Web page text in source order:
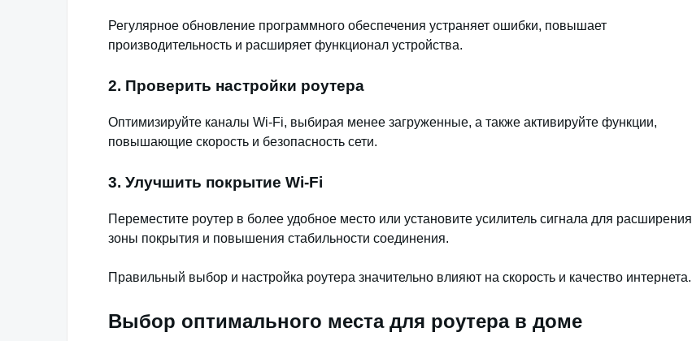
Регулярное обновление программного обеспечения устраняет ошибки, повышает
производительность и расширяет функционал устройства.
2. Проверить настройки роутера
Оптимизируйте каналы Wi-Fi, выбирая менее загруженные, а также активируйте функции,
повышающие скорость и безопасность сети.
3. Улучшить покрытие Wi-Fi
Переместите роутер в более удобное место или установите усилитель сигнала для расширения
зоны покрытия и повышения стабильности соединения.
Правильный выбор и настройка роутера значительно влияют на скорость и качество интернета.
Выбор оптимального места для роутера в доме